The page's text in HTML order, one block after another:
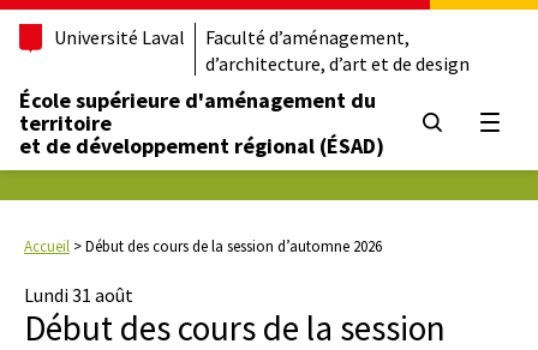
Université Laval
Faculté d’aménagement,
d’architecture, d’art et de design
École supérieure d'aménagement du
territoire
et de développement régional (ÉSAD)
Accueil >Début des cours de la session d’automne 2026
Lundi 31 août
Début des cours de la session